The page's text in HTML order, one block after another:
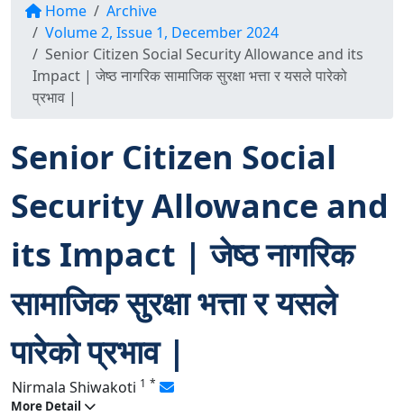
Home
Archive
Volume 2, Issue 1, December 2024
Senior Citizen Social Security Allowance and its
Impact | जेष्ठ नागरिक सामाजिक सुरक्षा भत्ता र यसले पारेको
प्रभाव |
Senior Citizen Social
Security Allowance and
its Impact | जेष्ठ नागरिक
सामाजिक सुरक्षा भत्ता र यसले
पारेको प्रभाव |
Nirmala Shiwakoti 1 *
More Detail